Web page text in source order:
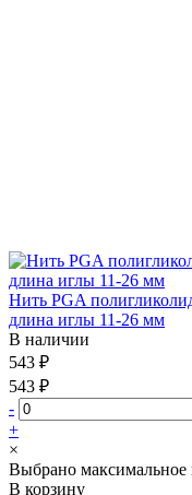
Нить PGA
длина иглы 11-26 мм
В наличии
543 ₽
543 ₽
-
+
×
Выбрано максимальное
В корзину